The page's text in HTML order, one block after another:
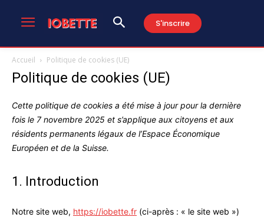
S'inscrire
Accueil Politique de cookies (UE)
Politique de cookies (UE)
Cette politique de cookies a été mise à jour pour la dernière
fois le 7 novembre 2025 et s’applique aux citoyens et aux
résidents permanents légaux de l’Espace Économique
Européen et de la Suisse.
1. Introduction
Notre site web, https://iobette.fr (ci-après : « le site web »)